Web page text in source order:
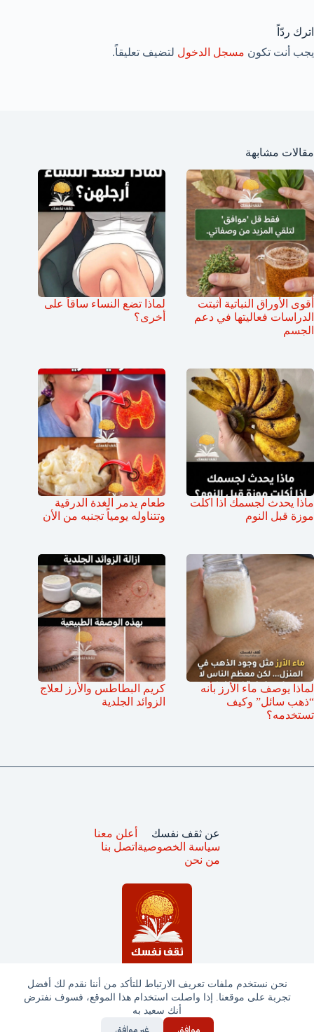
نحن نستخدم ملفات تعريف الارتباط للتأكد من أننا نقدم لك أفضل
تجربة على موقعنا. إذا واصلت استخدام هذا الموقع، فسوف نفترض
أنك سعيد به
اترك ردّاً
يجب أنت تكون مسجل الدخول لتضيف تعليقاً.
مقالات مشابهة
أقوى الأوراق النباتية أثبتت
الدراسات فعاليتها في دعم
الجسم
لماذا تضع النساء ساقاً على
أخرى؟
ماذا يحدث لجسمك اذا اكلت
موزة قبل النوم
طعام يدمر الغدة الدرقية
وتتناوله يومياً تجنبه من الأن
لماذا يوصف ماء الأرز بأنه
“ذهب سائل” وكيف
تستخدمه؟
كريم البطاطس والأرز لعلاج
الزوائد الجلدية
جميع الحقوق محفوظة © ثقف نفسك 2025
عن ثقف نفسك
سياسة الخصوصية
من نحن
أعلن معنا
اتصل بنا